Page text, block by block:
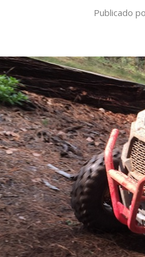
Publicado